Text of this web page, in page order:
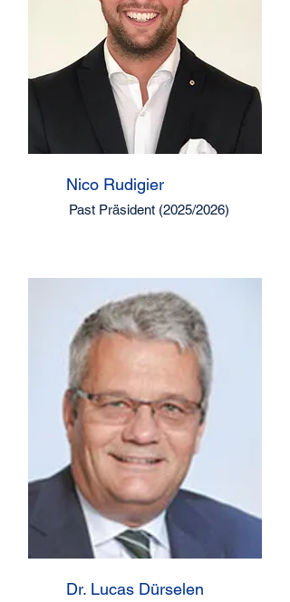
Nico Rudigier
Past Präsident (2025/2026)
Dr. Lucas Dürselen